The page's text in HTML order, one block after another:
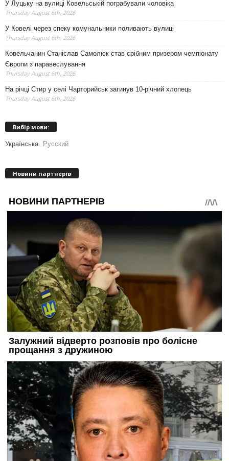
У Луцьку на вулиці Ковельській пограбували чоловіка
Thursday August 6th, 2026
У Ковелі через спеку комунальники поливають вулиці
Thursday August 6th, 2026
Ковельчанин Станіслав Самолюк став срібним призером чемпіонату
Європи з паравеслування
Thursday August 6th, 2026
На річці Стир у селі Чарторийськ загинув 10-річний хлопець
Thursday August 6th, 2026
Вибір мови:
Українська Русский
Новини партнерів